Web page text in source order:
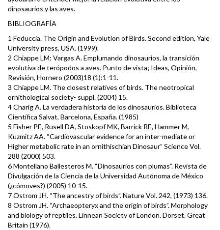
dinosaurios y las aves.
BIBLIOGRAFÍA
1 Feduccia. The Origin and Evolution of Birds. Second edition, Yale
University press, USA. (1999).
2 Chiappe LM; Vargas A. Emplumando dinosaurios, la transición
evolutiva de terópodos a aves. Punto de vista; Ideas, Opinión,
Revisión, Hornero (2003)18 (1):1-11.
3 Chiappe LM. The closest relatives of birds. The neotropical
ornithological society- suppl. (2004) 15.
4 Charig A. La verdadera historia de los dinosaurios. Biblioteca
Científica Salvat, Barcelona, España. (1985)
5 Fisher PE, Rusell DA, Stoskopf MK, Barrick RE, Hammer M,
Kuzmitz AA. “Cardiovascular evidence for an inter-mediate or
Higher metabolic rate in an ornithischian Dinosaur” Science Vol.
288 (2000) 503.
6 Montellano Ballesteros M. “Dinosaurios con plumas”. Revista de
Divulgación de la Ciencia de la Universidad Autónoma de México
(¿cómoves?) (2005) 10-15.
7 Ostrom JH. “The ancestry of birds”. Nature Vol. 242, (1973) 136.
8 Ostrom JH. “Archaeopteryx and the origin of birds”. Morphology
and biology of reptiles. Linnean Society of London. Dorset. Great
Britain (1976).